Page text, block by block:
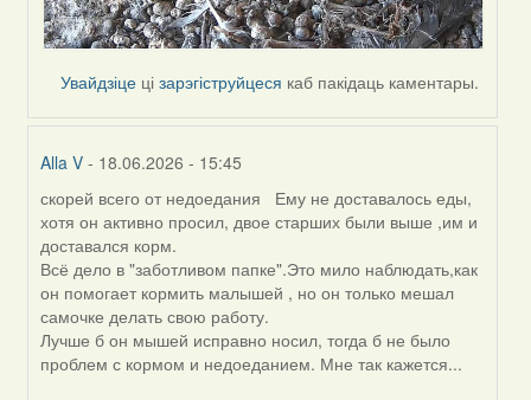
Увайдзіце цізарэгіструйцеся каб пакідаць каментары.
Alla V - 18.06.2026 - 15:45
In
reply
to
by
SaMANdaS
скорей всего от недоедания Ему не доставалось еды,
хотя он активно просил, двое старших были выше ,им и
доставался корм.
Всё дело в "заботливом папке".Это мило наблюдать,как
он помогает кормить малышей , но он только мешал
самочке делать свою работу.
Лучше б он мышей исправно носил, тогда б не было
проблем с кормом и недоеданием. Мне так кажется...